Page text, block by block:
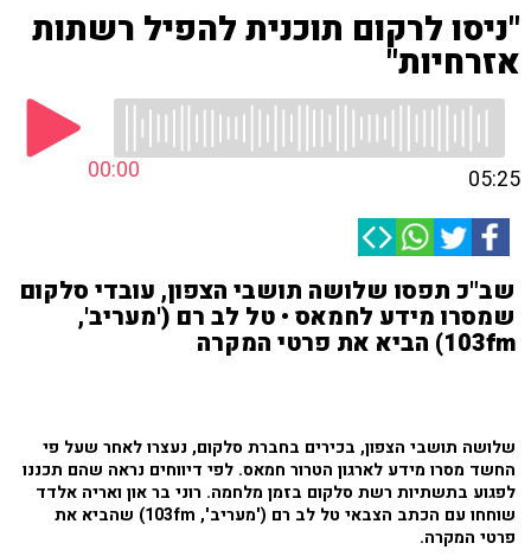
"ניסו לרקום תוכנית להפיל רשתות
אזרחיות"
00:00 05:25
שב"כ תפסו שלושה תושבי הצפון, עובדי סלקום
שמסרו מידע לחמאס • טל לב רם ('מעריב',
103fm) הביא את פרטי המקרה
שלושה תושבי הצפון, בכירים בחברת סלקום, נעצרו לאחר שעל פי
החשד מסרו מידע לארגון הטרור חמאס. לפי דיווחים נראה שהם תכננו
לפגוע בתשתיות רשת סלקום בזמן מלחמה. רוני בר און ואריה אלדד
שוחחו עם הכתב הצבאי טל לב רם ('מעריב', 103fm) שהביא את
פרטי המקרה.